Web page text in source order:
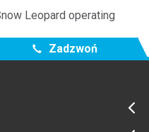
Leopard operating
Zadzwoń